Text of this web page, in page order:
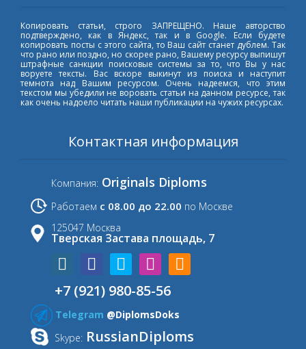
Копировать статьи, строго ЗАПРЕЩЕНО. Наше авторство
подтверждено, как в Яндекс, так и в Google. Если будете
копировать посты с этого сайта, то Ваш сайт станет дублем. Так
что рано или поздно, но скорее рано, Вашему ресурсу выпишут
штрафные санкции поисковые системы за то, что Вы у нас
воруете тексты. Вас вскоре выкинут из поиска и наступит
темнота над Вашим ресурсом. Очень надеемся, что этим
текстом мы убедили не воровать статьи на данном ресурсе, так
как очень надоело читать наши публикации на чужих ресурсах.
Контактная информация
Компания: Originals Diploms
Работаем с 08.00 до 22.00 по Москве
125047 Москва
Тверская Застава площадь, 7
+7 (921) 980-85-56
Telegram @DiplomsDoks
Skype: RussianDiploms